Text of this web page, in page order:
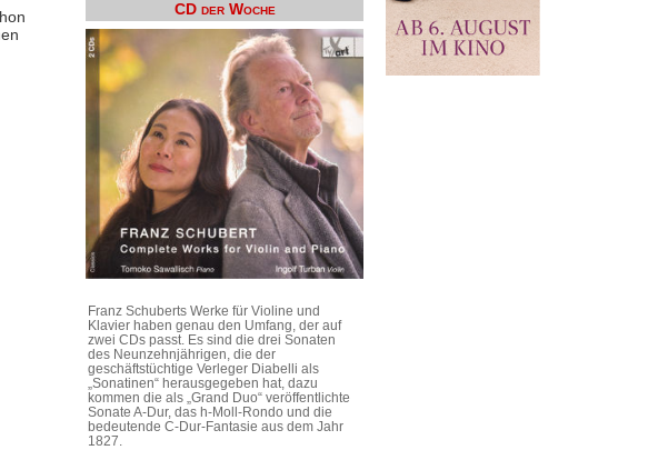
CD der Woche
Franz Schuberts Werke für Violine und
Klavier haben genau den Umfang, der auf
zwei CDs passt. Es sind die drei Sonaten
des Neunzehnjährigen, die der
geschäftstüchtige Verleger Diabelli als
„Sonatinen“ herausgegeben hat, dazu
kommen die als „Grand Duo“ veröffentlichte
Sonate A-Dur, das h-Moll-Rondo und die
bedeutende C-Dur-Fantasie aus dem Jahr
1827.